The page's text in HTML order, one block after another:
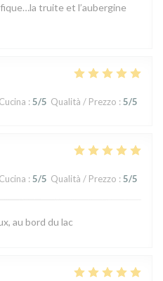
truite et l’aubergine
Cucina : 5/5 Qualità / Prezzo : 5/5
Cucina : 5/5 Qualità / Prezzo : 5/5
au bord du lac